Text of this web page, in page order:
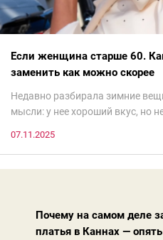
Если женщина старше 60.
заменить как можно скорее
Недавно разбирала зимние
мысли: у нее хороший вкус, но
моды. Вовсе нет.Проблема в
07.11.2025
Почему на самом деле
платья в Каннах —